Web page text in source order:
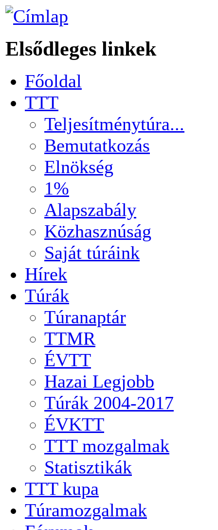
Elsődleges linkek
Főoldal
TTT
Teljesítménytúra...
Bemutatkozás
Elnökség
1%
Alapszabály
Közhasznúság
Saját túráink
Hírek
Túrák
Túranaptár
TTMR
ÉVTT
Hazai Legjobb
Túrák 2004-2017
ÉVKTT
TTT mozgalmak
Statisztikák
TTT kupa
Túramozgalmak